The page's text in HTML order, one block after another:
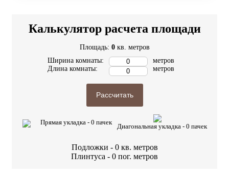
Калькулятор расчета площади
Площадь: 0 кв. метров
Ширина комнаты:
Длина комнаты:
метров
метров
Рассчитать
Прямая укладка - 0 пачек
Диагональная укладка - 0 пачек
Подложки - 0 кв. метров
Плинтуса - 0 пог. метров